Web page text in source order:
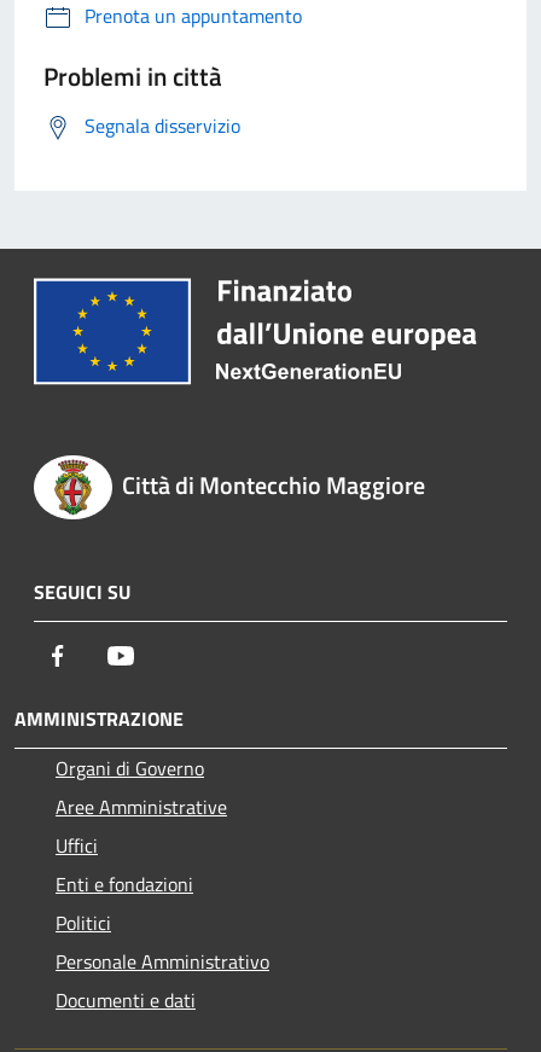
Prenota un appuntamento
Problemi in città
Segnala disservizio
Città di Montecchio Maggiore
SEGUICI SU
Facebook
AMMINISTRAZIONE
Organi di Governo
Aree Amministrative
Uffici
Enti e fondazioni
Politici
Personale Amministrativo
Documenti e dati